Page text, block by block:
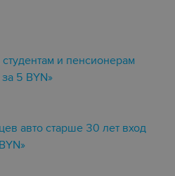
и пенсионерам
5 BYN»
авто старше 30 лет вход